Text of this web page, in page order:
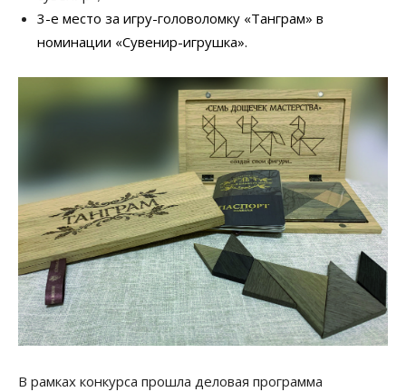
3-е место за игру-головоломку «Танграм» в
номинации «Сувенир-игрушка».
В рамках конкурса прошла деловая программа